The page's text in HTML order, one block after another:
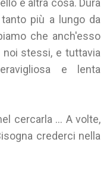
è altra cosa. Dura
più a lungo da
che anch'esso
stessi, e tuttavia
e lenta
cercarla ... A volte,
crederci nella